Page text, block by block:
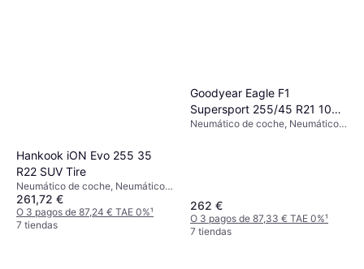
Hankook iON Evo 255 35
R22 SUV Tire
Neumático de coche, Neumáticos
para todas las estaciones,
Neumáticos de verano, No, Coche
de Pasajeros, Vehículo Utilitario
261,72 €
O 3 pagos de 87,24 € TAE 0%¹
7 tiendas
Goodyear Eagle F1
Supersport 255/45 R21 106Y
XL
Neumático de coche, Neumáticos
262 €
O 3 pagos de 87,33 € TAE 0%¹
7 tiendas